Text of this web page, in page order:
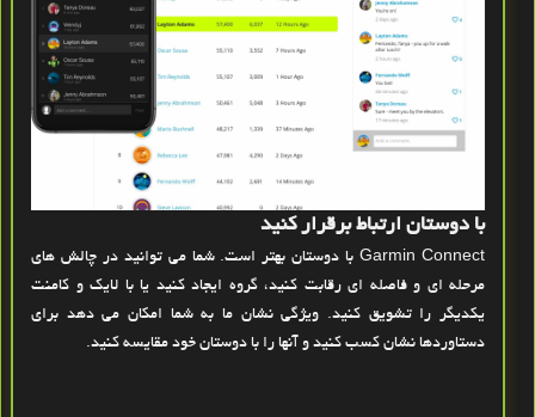
با دوستان ارتباط برقرار کنید
Garmin Connect با دوستان بهتر است. شما می توانید در چالش های
مرحله ای و فاصله ای رقابت کنید، گروه ایجاد کنید یا با لایک و کامنت
یکدیگر را تشویق کنید. ویژگی نشان ما به شما امکان می دهد برای
دستاوردها نشان کسب کنید و آنها را با دوستان خود مقایسه کنید.